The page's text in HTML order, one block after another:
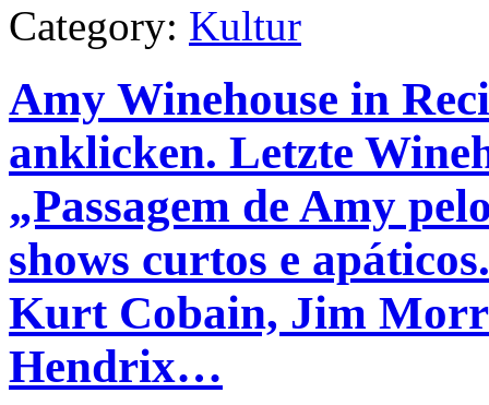
Category: Kultur
Amy Winehouse in
anklicken. Letzte
„Passagem de Amy
shows curtos e
Kurt Cobain, Jim
Hendrix…